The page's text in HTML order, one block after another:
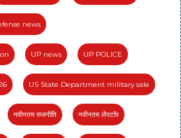
news
UP news UP POLICE
US State Department military sale
नवीनतम राजनीति नवीनतम लैपटॉप